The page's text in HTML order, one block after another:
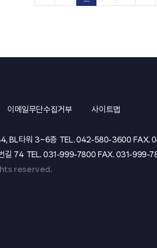
이메일무단수집거부 사이트맵
BL타워 3~6층 TEL.042-580-3600 FAX.
길 74 TEL. 031-999-7800 FAX. 031-999-
reserved.